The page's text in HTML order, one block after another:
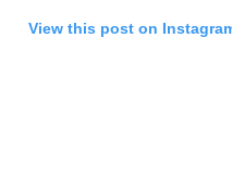
View this post on